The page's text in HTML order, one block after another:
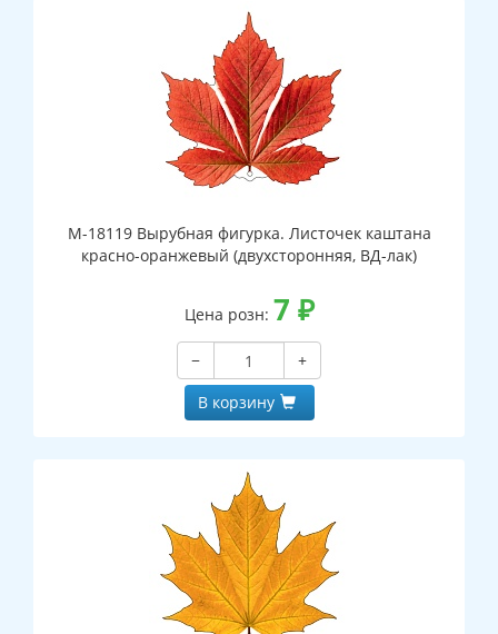
М-18119 Вырубная фигурка. Листочек каштана
красно-оранжевый (двухсторонняя, ВД-лак)
Цена розн: 7 ₽
−
+
В корзину